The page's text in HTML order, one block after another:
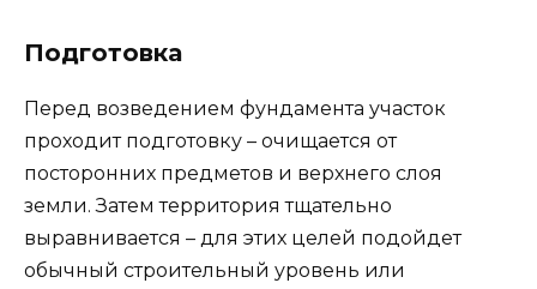
Подготовка
Перед возведением фундамента участок
проходит подготовку – очищается от
посторонних предметов и верхнего слоя
земли. Затем территория тщательно
выравнивается – для этих целей подойдет
обычный строительный уровень или